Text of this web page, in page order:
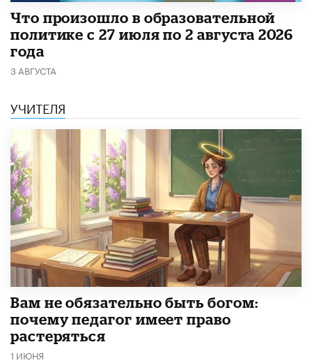
​Что произошло в образовательной
политике с 27 июля по 2 августа 2026
года
3 АВГУСТА
УЧИТЕЛЯ
​Вам не обязательно быть богом:
почему педагог имеет право
растеряться
1 ИЮНЯ